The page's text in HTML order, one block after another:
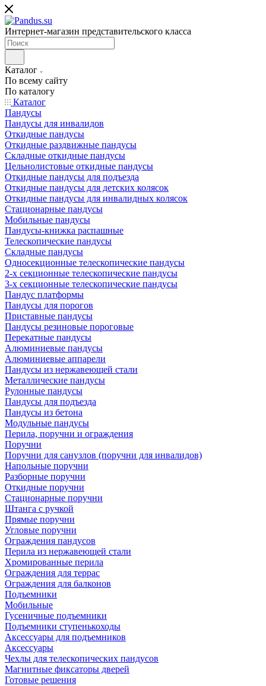
Интернет-магазин представительского класса
Каталог
По всему сайту
По каталогу
Каталог
Пандусы
Пандусы для инвалидов
Откидные пандусы
Откидные раздвижные пандусы
Складные откидные пандусы
Цельнолистовые откидные пандусы
Откидные пандусы для подъезда
Откидные пандусы для детских колясок
Откидные пандусы для инвалидных колясок
Стационарные пандусы
Мобильные пандусы
Пандусы-книжка распашные
Телескопические пандусы
Складные пандусы
Односекционные телескопические пандусы
2-х секционные телескопические пандусы
3-х секционные телескопические пандусы
Пандус платформы
Пандусы для порогов
Приставные пандусы
Пандусы резиновые пороговые
Перекатные пандусы
Алюминиевые пандусы
Алюминиевые аппарели
Пандусы из нержавеющей стали
Металлические пандусы
Рулонные пандусы
Пандусы для подъезда
Пандусы из бетона
Модульные пандусы
Перила, поручни и ограждения
Поручни
Поручни для санузлов (поручни для инвалидов)
Напольные поручни
Разборные поручни
Откидные поручни
Стационарные поручни
Штанга с ручкой
Прямые поручни
Угловые поручни
Ограждения пандусов
Перила из нержавеющей стали
Хромированные перила
Ограждения для террас
Ограждения для балконов
Подъемники
Мобильные
Гусеничные подъемники
Подъемники ступенькоходы
Аксессуары для подъемников
Аксессуары
Чехлы для телескопических пандусов
Магнитные фиксаторы дверей
Готовые решения